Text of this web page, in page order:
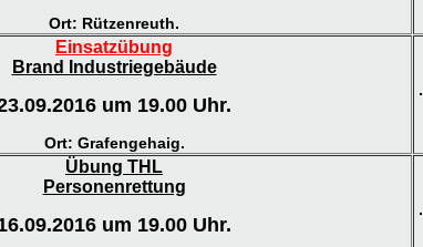
Ort: Rützenreuth.
Einsatzübung
Brand Industriegebäude
um 19.00 Uhr.
Ort: Grafengehaig.
Übung THL
Personenrettung
um 19.00 Uhr.